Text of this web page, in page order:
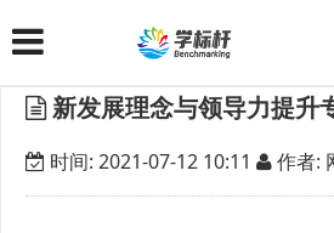
新发展理念与领导力提升
时间: 2021-07-12 10:11 作者: